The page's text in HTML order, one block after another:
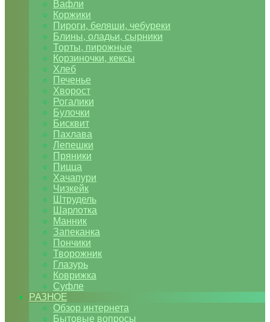
Вафли
Коржики
Пироги, беляши, чебуреки
Блины, оладьи, сырники
Торты, пирожные
Корзиночки, кексы
Хлеб
Печенье
Хворост
Рогалики
Булочки
Бисквит
Пахлава
Лепешки
Пряники
Пицца
Хачапури
Чизкейк
Штрудель
Шарлотка
Манник
Запеканка
Пончики
Творожник
Глазурь
Коврижка
Суфле
РАЗНОЕ
Обзор интернета
Бытовые вопросы